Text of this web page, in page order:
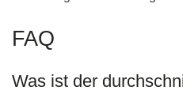
FAQ
Was ist der